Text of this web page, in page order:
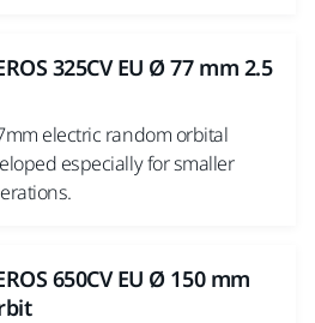
325CV EU Ø 77 mm 2.5
electric random orbital
especially for smaller
650CV EU Ø 150 mm